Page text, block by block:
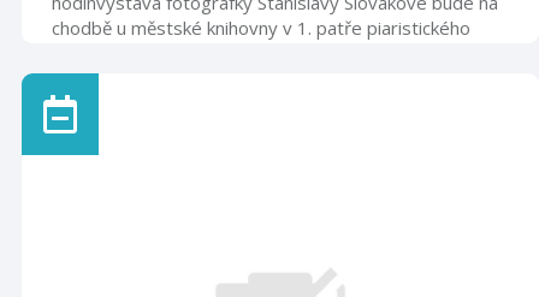
chodbě u městské knihovny v 1. patře piaristického